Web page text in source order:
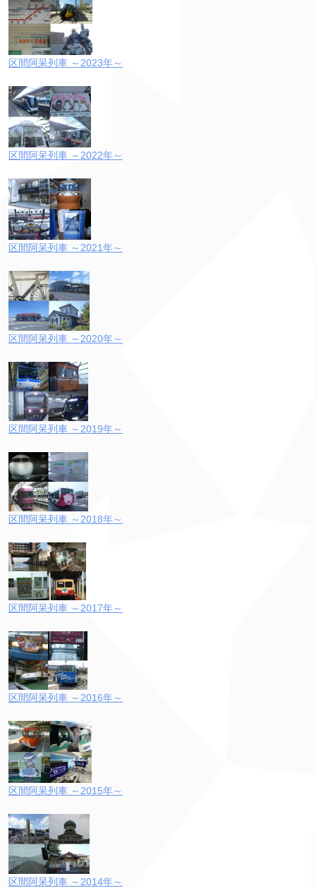
区間阿呆列車 ～2023年～
区間阿呆列車 ～2022年～
区間阿呆列車 ～2021年～
区間阿呆列車 ～2020年～
区間阿呆列車 ～2019年～
区間阿呆列車 ～2018年～
区間阿呆列車 ～2017年～
区間阿呆列車 ～2016年～
区間阿呆列車 ～2015年～
区間阿呆列車 ～2014年～